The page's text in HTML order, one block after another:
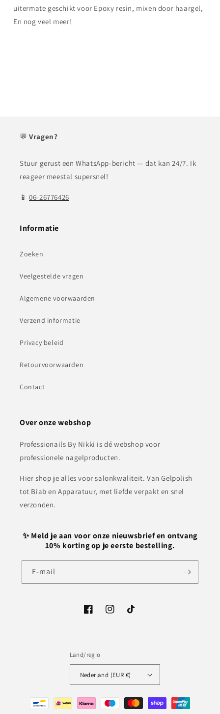
uitermate geschikt voor Epoxy resin, mixen door haargel,
En nog veel meer!
💬Vragen?
Stuur gerust een WhatsApp-bericht — dat kan 24/7. Ik
reageer meestal supersnel!
📱06-26776426
Informatie
Zoeken
Veelgestelde vragen
Algemene voorwaarden
Verzend informatie
Privacy beleid
Retourvoorwaarden
Contact
Over onze webshop
Professionails By Nikki is dé webshop voor
professionele nagelproducten.
Hier shop je alles voor salonkwaliteit. Van Gelpolish
tot Biab en Apparatuur, met liefde verpakt en snel
verzonden.
✨ Meld je aan voor onze nieuwsbrief en ontvang
10% korting op je eerste bestelling.
E‑mail
FacebookInstagramTikTok
Land/regio
Nederland (EUR €)
Betaalmethoden